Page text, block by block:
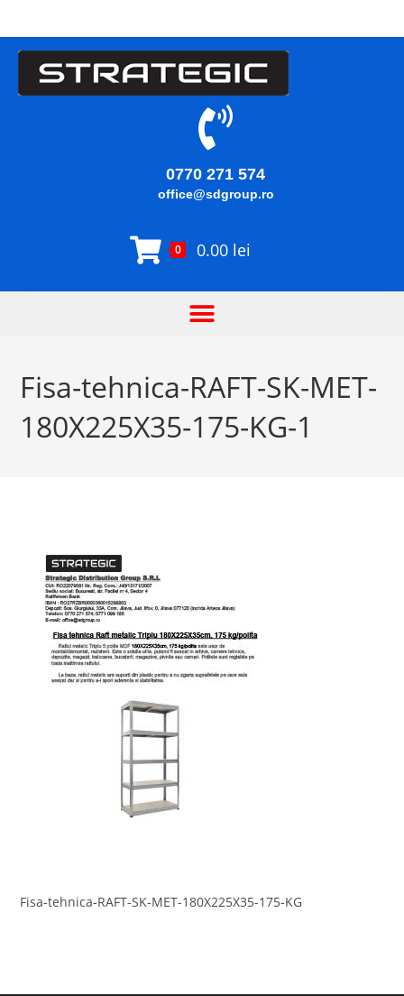
0770 271 574
office@sdgroup.ro
0 0.00 lei
Fisa-tehnica-RAFT-SK-MET-
180X225X35-175-KG-1
Fisa-tehnica-RAFT-SK-MET-180X225X35-175-KG